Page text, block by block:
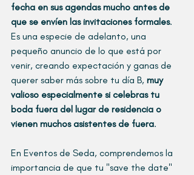
fecha en sus agendas mucho antes de
que se envíen las invitaciones formales.
Es una especie de adelanto, una
pequeño anuncio de lo que está por
venir, creando expectación y ganas de
querer saber más sobre tu día B, muy
valioso especialmente si celebras tu
boda fuera del lugar de residencia o
vienen muchos asistentes de fuera.
En Eventos de Seda, comprendemos la
importancia de que tu "save the date"